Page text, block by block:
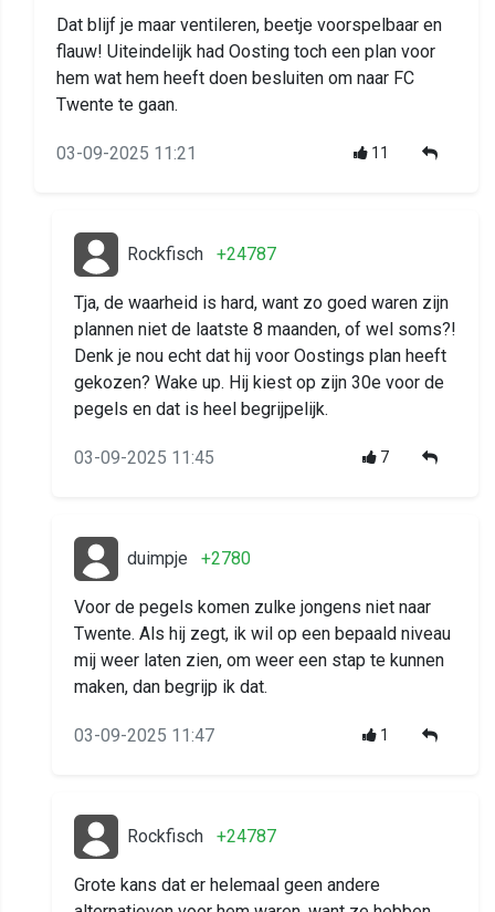
Dat blijf je maar ventileren, beetje voorspelbaar en
flauw! Uiteindelijk had Oosting toch een plan voor
hem wat hem heeft doen besluiten om naar FC
Twente te gaan.
03-09-2025 11:21 11
Rockfisch +24787
Tja, de waarheid is hard, want zo goed waren zijn
plannen niet de laatste 8 maanden, of wel soms?!
Denk je nou echt dat hij voor Oostings plan heeft
gekozen? Wake up. Hij kiest op zijn 30e voor de
pegels en dat is heel begrijpelijk.
03-09-2025 11:45 7
duimpje +2780
Voor de pegels komen zulke jongens niet naar
Twente. Als hij zegt, ik wil op een bepaald niveau
mij weer laten zien, om weer een stap te kunnen
maken, dan begrijp ik dat.
03-09-2025 11:47 1
Rockfisch +24787
Grote kans dat er helemaal geen andere